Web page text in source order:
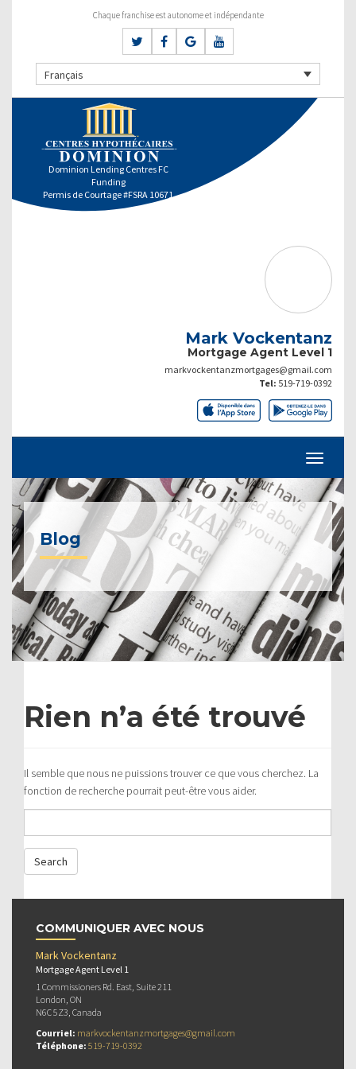
Chaque franchise est autonome et indépendante
Français
Dominion Lending Centres FC
Funding
Permis de Courtage #FSRA 10671
Mark Vockentanz
Mortgage Agent Level 1
markvockentanzmortgages@gmail.com
Tel: 519-719-0392
Blog
Rien n’a été trouvé
Il semble que nous ne puissions trouver ce que vous cherchez. La
fonction de recherche pourrait peut-être vous aider.
COMMUNIQUER AVEC NOUS
Mark Vockentanz
Mortgage Agent Level 1
1 Commissioners Rd. East, Suite 211
London, ON
N6C 5Z3, Canada
Courriel: markvockentanzmortgages@gmail.com
Téléphone: 519-719-0392